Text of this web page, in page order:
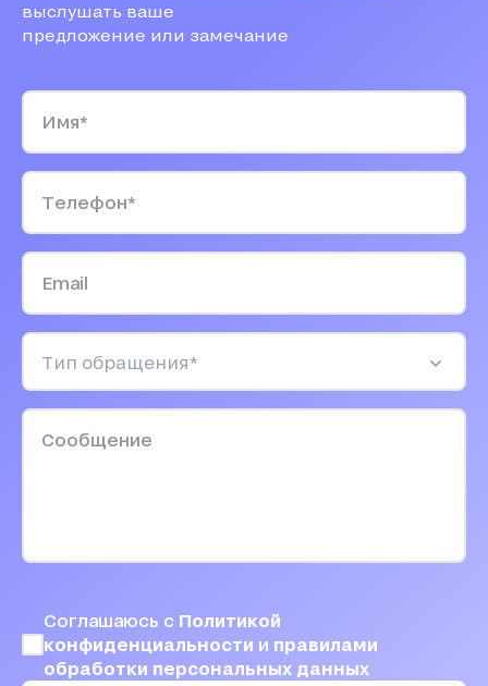
выслушать ваше
предложение или замечание
Соглашаюсь с Политикой
конфиденциальности и правилами
обработки персональных данных